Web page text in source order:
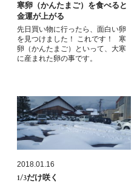
寒卵（かんたまご）を食べると
金運が上がる
先日買い物に行ったら、面白い卵
を見つけました！ これです！ 寒
卵（かんたまご）といって、大寒
に産まれた卵の事です。
2018.01.16
1/3だけ咲く